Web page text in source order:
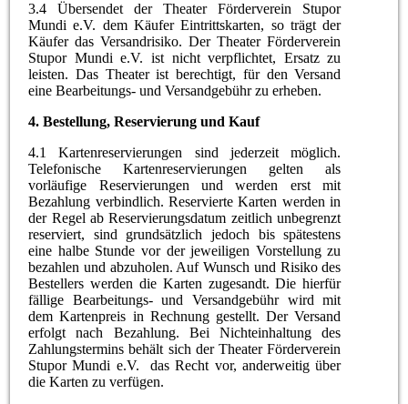
3.4 Übersendet der Theater Förderverein Stupor
Mundi e.V. dem Käufer Eintrittskarten, so trägt der
Käufer das Versandrisiko. Der Theater Förderverein
Stupor Mundi e.V. ist nicht verpflichtet, Ersatz zu
leisten. Das Theater ist berechtigt, für den Versand
eine Bearbeitungs- und Versandgebühr zu erheben.
4.Bestellung, Reservierung und Kauf
4.1 Kartenreservierungen sind jederzeit möglich.
Telefonische Kartenreservierungen gelten als
vorläufige Reservierungen und werden erst mit
Bezahlung verbindlich. Reservierte Karten werden in
der Regel ab Reservierungsdatum zeitlich unbegrenzt
reserviert, sind grundsätzlich jedoch bis spätestens
eine halbe Stunde vor der jeweiligen Vorstellung zu
bezahlen und abzuholen. Auf Wunsch und Risiko des
Bestellers werden die Karten zugesandt. Die hierfür
fällige Bearbeitungs- und Versandgebühr wird mit
dem Kartenpreis in Rechnung gestellt. Der Versand
erfolgt nach Bezahlung. Bei Nichteinhaltung des
Zahlungstermins behält sich der Theater Förderverein
Stupor Mundi e.V. das Recht vor, anderweitig über
die Karten zu verfügen.